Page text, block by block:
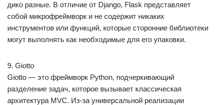
дико разные. В отличие от Django, Flask представляет
собой микрофреймворк и не содержит никаких
инструментов или функций, которые сторонние библиотеки
могут выполнять как необходимые для его упаковки.
9. Giotto
Giotto — это фреймворк Python, подчеркивающий
разделение задач, которое вызывает классическая
архитектура MVC. Из-за универсальной реализации